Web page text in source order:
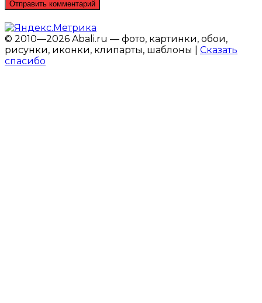
© 2010—2026 Abali.ru — фото, картинки, обои,
рисунки, иконки, клипарты, шаблоны | Сказать
спасибо